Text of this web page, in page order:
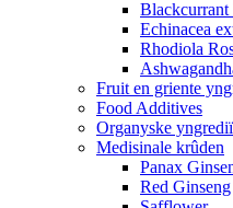
Blackcurrant
Echinacea
Rhodiola
Fruit en griente
Food Additives
Organyske
Medisinale krûden
Panax
Red Ginseng